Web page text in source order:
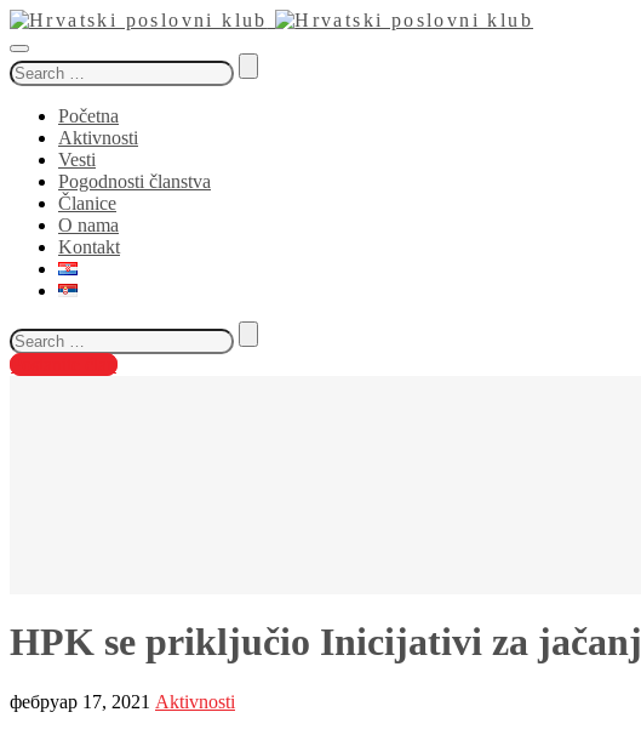
Search
for:
Početna
Aktivnosti
Vesti
Pogodnosti članstva
Članice
O nama
Kontakt
Search
for:
Postanite član
HPK se priključio Inicijativi za
фебруар 17, 2021 Aktivnosti